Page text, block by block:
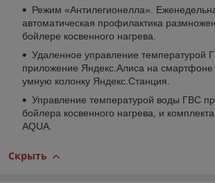
Режим «Антилегионелла».
автоматическая профилактика
бойлере косвенного нагрева.
Удаленное управление температурой
приложение Яндекс.Алиса на смартфоне
умную колонку Яндекс.Станция.
Управление температурой воды ГВС
бойлера косвенного нагрева, и
AQUA.
Скрыть